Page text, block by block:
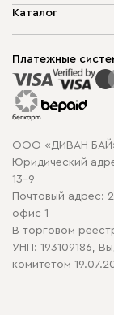
О компании
Способы оплаты
Рассрочка и
Гарантия
Карта сайта
Политика
Политика в
Каталог
Корпусная мебель
Распродажа
Платежные
ООО «ДИВАН
Юридический
13-9
Почтовый адрес:
офис 1
В торговом
УНП: 193109186,
комитетом